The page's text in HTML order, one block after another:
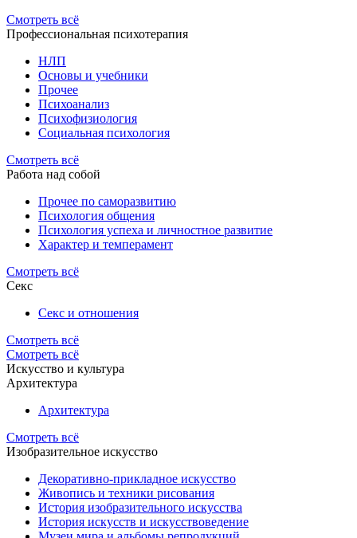
Смотреть всё
Профессиональная психотерапия
НЛП
Основы и учебники
Прочее
Психоанализ
Психофизиология
Социальная психология
Смотреть всё
Работа над собой
Прочее по саморазвитию
Психология общения
Психология успеха и личностное развитие
Характер и темперамент
Смотреть всё
Секс
Секс и отношения
Смотреть всё
Смотреть всё
Искусство и культура
Архитектура
Архитектура
Смотреть всё
Изобразительное искусство
Декоративно-прикладное искусство
Живопись и техники рисования
История изобразительного искусства
История искусств и искусствоведение